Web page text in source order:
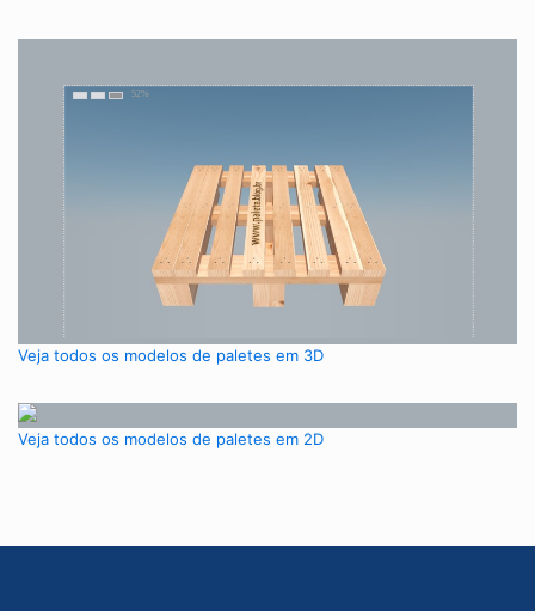
Veja todos os modelos de paletes em 3D
Veja todos os modelos de paletes em 2D